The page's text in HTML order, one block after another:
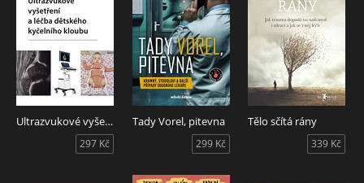
Ultrazvukové vyšetření a léčba dětského kyčelního kloubu
297 Kč
Tady Vorel, pitevna
299 Kč
Tělo sčítá rány
339 Kč